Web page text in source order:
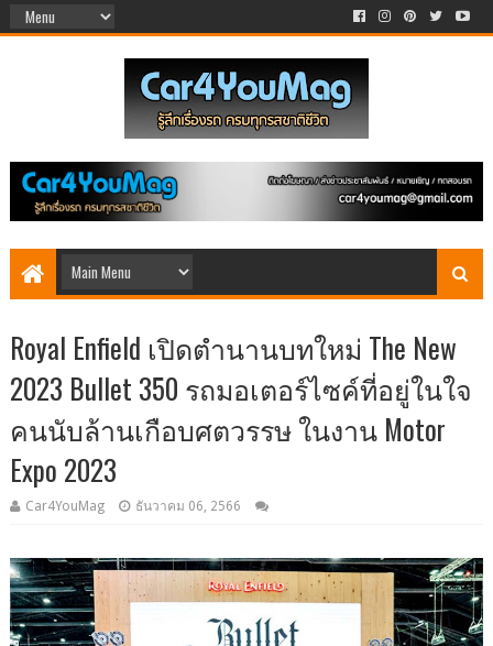
Royal Enfield เปิดตำนานบทใหม่ The New
2023 Bullet 350 รถมอเตอร์ไซค์ที่อยู่ในใจ
คนนับล้านเกือบศตวรรษ ในงาน Motor
Expo 2023
Car4YouMag ธันวาคม 06, 2566